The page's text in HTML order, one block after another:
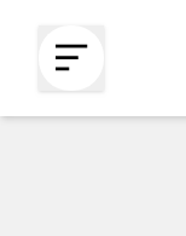
SPRINGEN